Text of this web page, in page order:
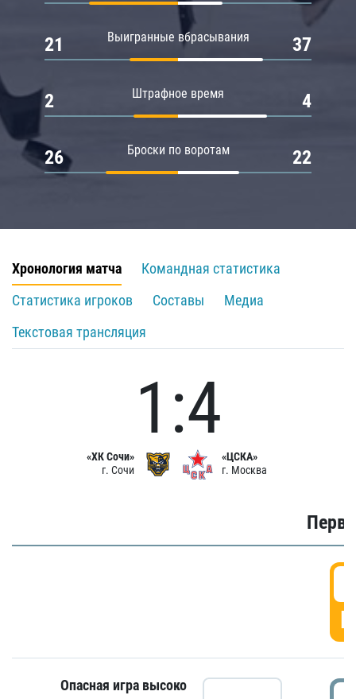
Выигранные вбрасывания
21 37
Штрафное время
2 4
Броски по воротам
26 22
Хронология матча
Командная статистика
Статистика игроков
Составы
Медиа
Текстовая трансляция
«ХК Сочи»
г. Сочи
1:4
«ЦСКА»
г. Москва
Опасная игра высоко